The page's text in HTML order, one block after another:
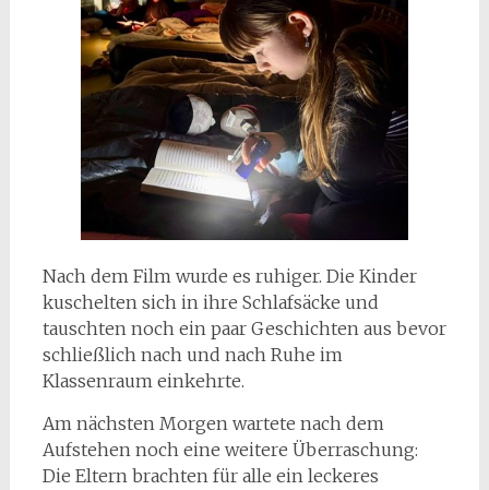
Nach dem Film wurde es ruhiger. Die Kinder
kuschelten sich in ihre Schlafsäcke und
tauschten noch ein paar Geschichten aus bevor
schließlich nach und nach Ruhe im
Klassenraum einkehrte.
Am nächsten Morgen wartete nach dem
Aufstehen noch eine weitere Überraschung:
Die Eltern brachten für alle ein leckeres